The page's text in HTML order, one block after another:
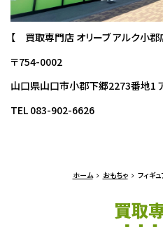
【 買取専門店 オリーブ アルク小
〒754-0002
山口県山口市小郡下郷2273番地1
TEL 083-902-6626
ホーム おもちゃ フィギ